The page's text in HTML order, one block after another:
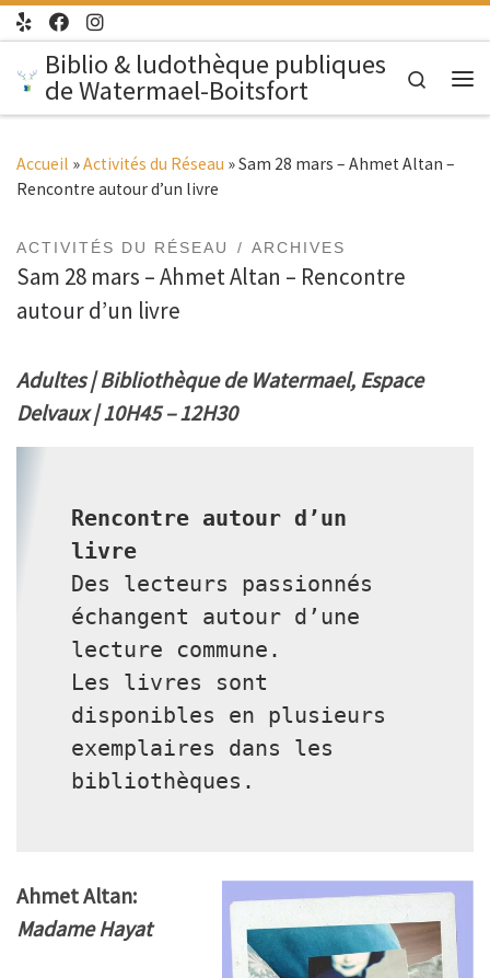
Passer au contenu
Biblio & ludothèque publiques
de Watermael-Boitsfort
Search
Accueil »Activités du Réseau »Sam 28 mars – Ahmet Altan –
Rencontre autour d’un livre
ACTIVITÉS DU RÉSEAU ARCHIVES
Sam 28 mars – Ahmet Altan – Rencontre
autour d’un livre
Adultes | Bibliothèque de Watermael, Espace
Delvaux | 10H45 – 12H30
Rencontre autour d’un
livre
Des lecteurs passionnés
échangent autour d’une
lecture commune.
Les livres sont
disponibles en plusieurs
exemplaires dans les
bibliothèques.
Ahmet Altan:
Madame Hayat